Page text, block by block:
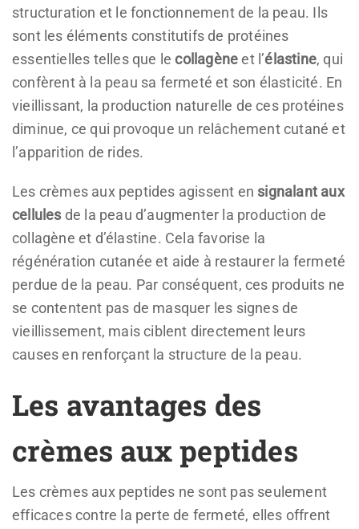
structuration et le fonctionnement de la peau. Ils
sont les éléments constitutifs de protéines
essentielles telles que lecollagèneet l’élastine, qui
confèrent à la peau sa fermeté et son élasticité. En
vieillissant, la production naturelle de ces protéines
diminue, ce qui provoque un relâchement cutané et
l’apparition de rides.
Les crèmes aux peptides agissent en signalant aux
cellules de la peau d’augmenter la production de
collagène et d’élastine. Cela favorise la
régénération cutanée et aide à restaurer la fermeté
perdue de la peau. Par conséquent, ces produits ne
se contentent pas de masquer les signes de
vieillissement, mais ciblent directement leurs
causes en renforçant la structure de la peau.
Les avantages des
crèmes aux peptides
Les crèmes aux peptides ne sont pas seulement
efficaces contre la perte de fermeté, elles offrent